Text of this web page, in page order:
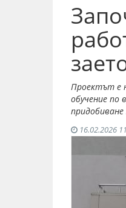
Проектът е
обучение по
придобиване
16.02.2026